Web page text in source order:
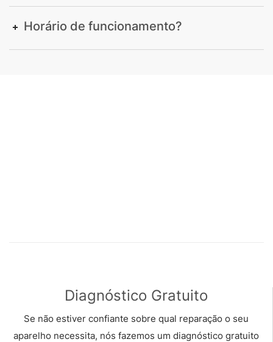
Horário de funcionamento?
Diagnóstico Gratuito
Se não estiver confiante sobre qual reparação o seu
aparelho necessita, nós fazemos um diagnóstico gratuito